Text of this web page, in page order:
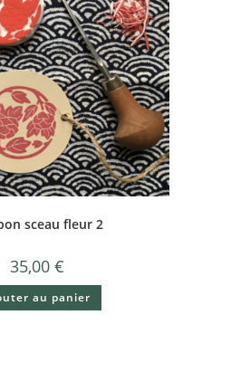
sceau fleur 2
35,00 €
au panier